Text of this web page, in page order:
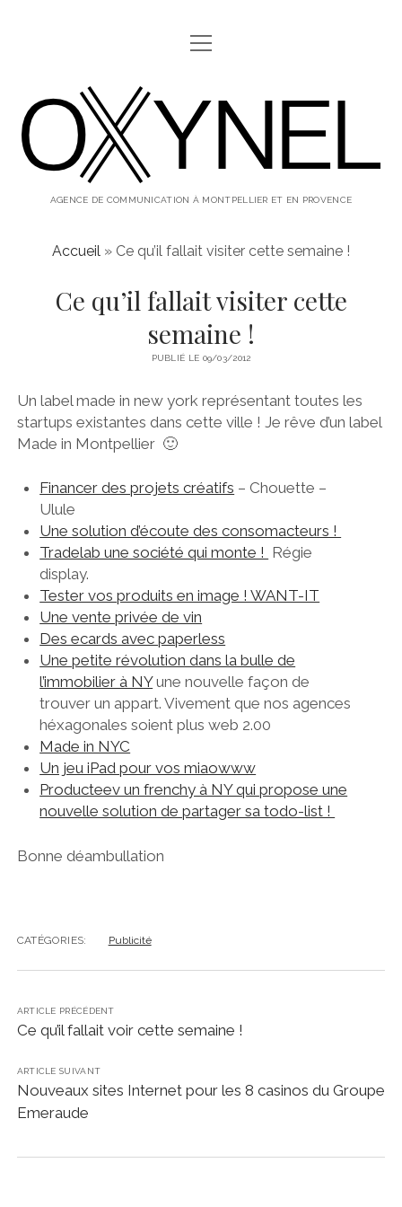
ABOUT
twitterinstagram
linkedin
ouvrir
menu
oxynel,
le
blog
AGENCE DE COMMUNICATION À MONTPELLIER ET EN PROVENCE
Accueil » Ce qu’il fallait visiter cette semaine !
Ce qu’il fallait visiter cette
semaine !
PUBLIÉ LE 09/03/2012
Un label made in new york représentant toutes les
startups existantes dans cette ville ! Je rêve d’un label
Made in Montpellier 🙂
Financer des projets créatifs – Chouette –
Ulule
Une solution d’écoute des consomacteurs !
Tradelab une société qui monte ! Régie
display.
Tester vos produits en image ! WANT-IT
Une vente privée de vin
Des ecards avec paperless
Une petite révolution dans la bulle de
l’immobilier à NYune nouvelle façon de
trouver un appart. Vivement que nos agences
héxagonales soient plus web 2.00
Made in NYC
Un jeu iPad pour vos miaowww
Producteev un frenchy à NY qui propose une
nouvelle solution de partager sa todo-list !
Bonne déambullation
CATÉGORIES: Publicité
ARTICLE PRÉCÉDENT
Ce qu’il fallait voir cette semaine !
ARTICLE SUIVANT
Nouveaux sites Internet pour les 8 casinos du Groupe
Emeraude